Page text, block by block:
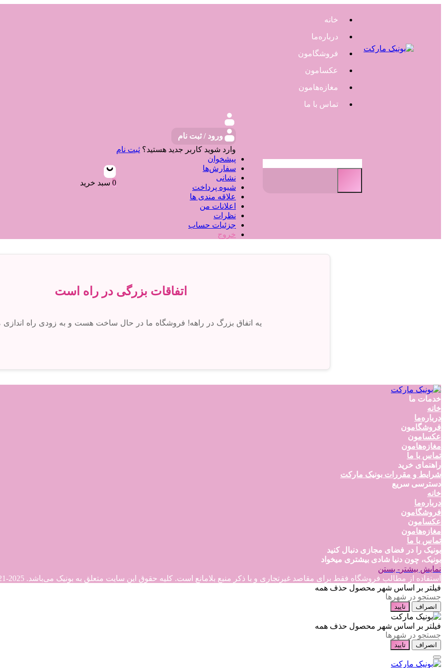
خانه
درباره‌ما
فروشگامون
عکسامون
مغازه‌هامون
تماس با ما
ورود / ثبت نام
وارد شوید کاربر جدید هستید؟ ثبت نام
پیشخوان
سفارش‌ها
نشانی
شیوه پرداخت
علاقه مندی ها
اعلانات من
نظرات
جزئیات حساب
خروج
0 سبد خرید
اتفاقات بزرگی در راه است
یه اتفاق بزرگ در راهه! فروشگاه ما در حال ساخت هست و به زودی راه اندازی
خدمات ما
خانه
درباره‌ما
فروشگامون
عکسامون
مغازه‌هامون
تماس با ما
راهنمای خرید
شرایط و مقررات بونیک مارکت
دسترسی سریع
خانه
درباره‌ما
فروشگامون
عکسامون
مغازه‌هامون
تماس با ما
بونیک را در فضای مجازی دنبال کنید
بونیک، چون دنیا شادی بیشتری میخواد
نمایش بیشتر - بستن
استفاده از مطالب فروشگاه فقط برای مقاصد غیرتجاری و با ذکر منبع بلامانع است. کلیه حقوق این سایت متعلق به بونیک می‌باشد. Copyright © 2021-2025 2025
فیلتر بر اساس شهر محصول حذف همه
انصراف تایید
فیلتر بر اساس شهر محصول حذف همه
انصراف تایید